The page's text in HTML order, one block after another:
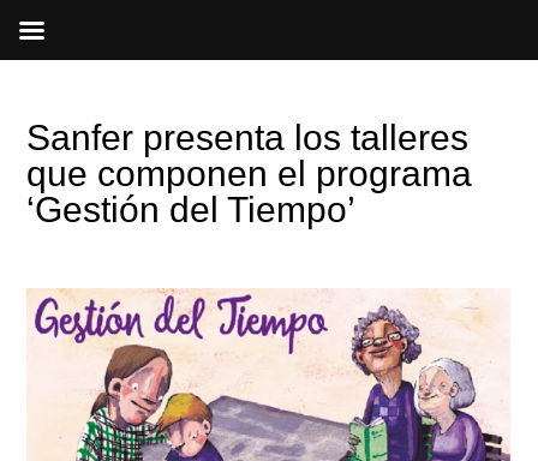
Sanfer presenta los talleres
que componen el programa
‘Gestión del Tiempo’